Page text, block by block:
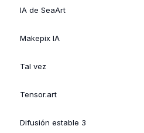
IA de SeaArt
Makepix IA
Tal vez
Tensor.art
Difusión estable 3